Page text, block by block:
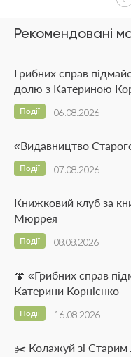
Рекомендовані
Грибних справ
долю з Катериною
06.08.2026
Події
«Видавництво
07.08.2026
Події
Книжковий клуб за
Мюррея
08.08.2026
Події
🍄 «Грибних справ
Катерини Корнієнко
16.08.2026
Події
✂️ Колажуй зі Старим